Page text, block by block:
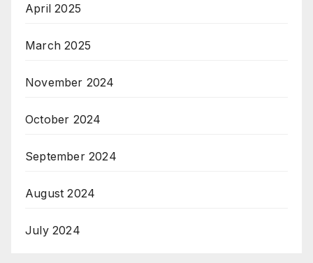
April 2025
March 2025
November 2024
October 2024
September 2024
August 2024
July 2024